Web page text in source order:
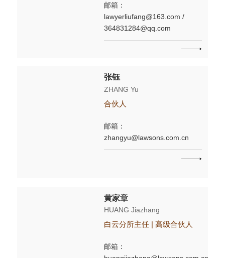
邮箱：
lawyerliufang@163.com /
364831284@qq.com
张钰
ZHANG Yu
合伙人
邮箱：
zhangyu@lawsons.com.cn
黄家章
HUANG Jiazhang
白云分所主任 | 高级合伙人
邮箱：